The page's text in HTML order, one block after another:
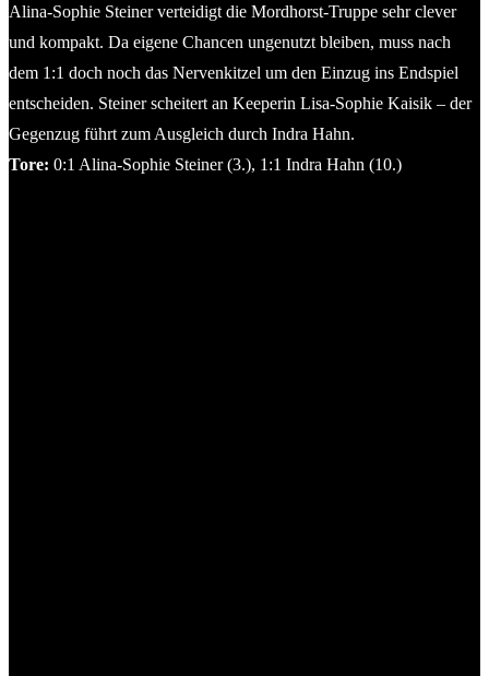
Alina-Sophie Steiner verteidigt die Mordhorst-Truppe sehr clever
und kompakt. Da eigene Chancen ungenutzt bleiben, muss nach
dem 1:1 doch noch das Nervenkitzel um den Einzug ins Endspiel
entscheiden. Steiner scheitert an Keeperin Lisa-Sophie Kaisik – der
Gegenzug führt zum Ausgleich durch Indra Hahn.
Tore: 0:1 Alina-Sophie Steiner (3.), 1:1 Indra Hahn (10.)